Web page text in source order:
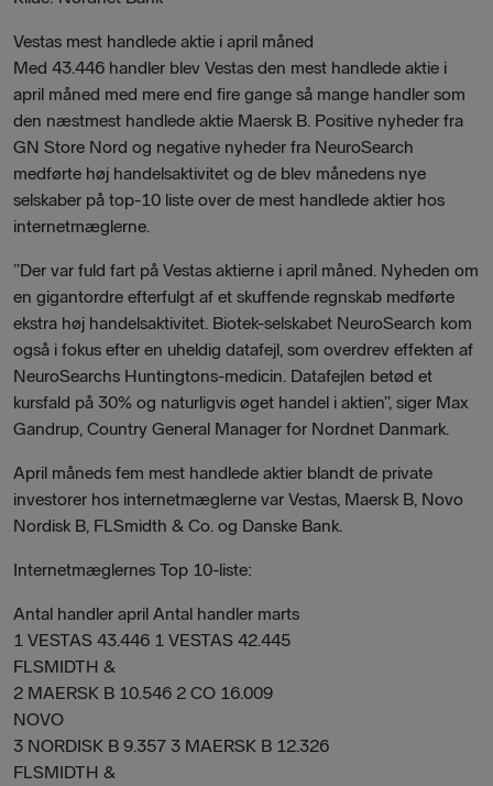
Vestas mest handlede aktie i april måned
Med 43.446 handler blev Vestas den mest handlede aktie i
april måned med mere end fire gange så mange handler som
den næstmest handlede aktie Maersk B. Positive nyheder fra
GN Store Nord og negative nyheder fra NeuroSearch
medførte høj handelsaktivitet og de blev månedens nye
selskaber på top-10 liste over de mest handlede aktier hos
internetmæglerne.
”Der var fuld fart på Vestas aktierne i april måned. Nyheden om
en gigantordre efterfulgt af et skuffende regnskab medførte
ekstra høj handelsaktivitet. Biotek-selskabet NeuroSearch kom
også i fokus efter en uheldig datafejl, som overdrev effekten af
NeuroSearchs Huntingtons-medicin. Datafejlen betød et
kursfald på 30% og naturligvis øget handel i aktien”, siger Max
Gandrup, Country General Manager for Nordnet Danmark.
April måneds fem mest handlede aktier blandt de private
investorer hos internetmæglerne var Vestas, Maersk B, Novo
Nordisk B, FLSmidth & Co. og Danske Bank.
Internetmæglernes Top 10-liste:
Antal handler april Antal handler marts
1 VESTAS 43.446 1 VESTAS 42.445
FLSMIDTH &
2 MAERSK B 10.546 2 CO 16.009
NOVO
3 NORDISK B 9.357 3 MAERSK B 12.326
FLSMIDTH &